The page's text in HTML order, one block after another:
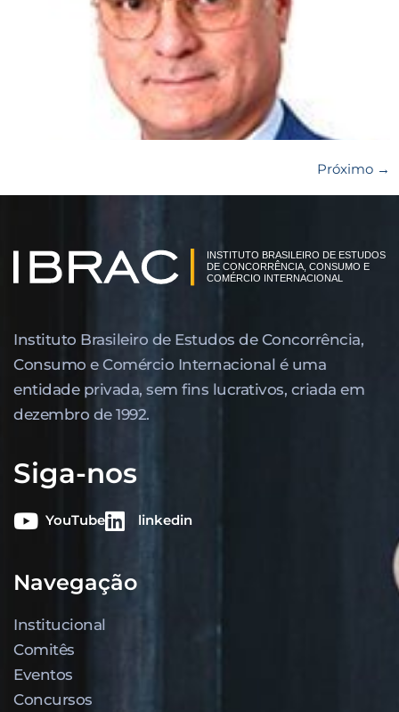
Próximo →
Instituto Brasileiro de Estudos de Concor­rência,
Consumo e Comércio Internacional é uma
entidade privada, sem fins lucrativos, criada em
dezembro de 1992.
Siga-nos
YouTube linkedin
Navegação
Institucional
Comitês
Eventos
Concursos